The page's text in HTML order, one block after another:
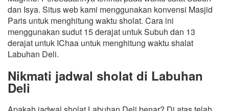
dan Isya. Situs web kami menggunakan konvensi Masjid
Paris untuk menghitung waktu sholat. Cara ini
menggunakan sudut 15 derajat untuk Subuh dan 13
derajat untuk IChaa untuk menghitung waktu shalat
Labuhan Deli.
Nikmati jadwal sholat di Labuhan
Deli